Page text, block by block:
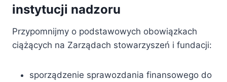
instytucji nadzoru
Przypomnijmy o podstawowych obowiązkach
ciążących na Zarządach stowarzyszeń i fundacji:
sporządzenie sprawozdania finansowego do